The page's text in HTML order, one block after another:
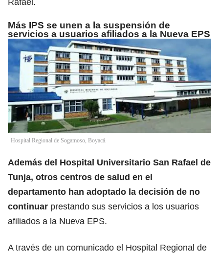
Más IPS se unen a la suspensión de
servicios a usuarios afiliados a la Nueva EPS
Hospital Regional de Sogamoso, Boyacá.
Además del Hospital Universitario San Rafael de
Tunja, otros centros de salud en el
departamento han adoptado la decisión de no
continuar prestando sus servicios a los usuarios
afiliados a la Nueva EPS.
A través de un comunicado el Hospital Regional de